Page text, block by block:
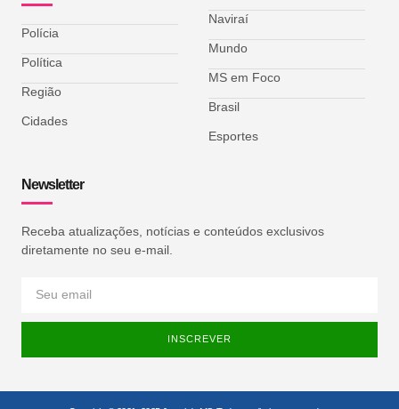
Polícia
Política
Região
Cidades
Naviraí
Mundo
MS em Foco
Brasil
Esportes
Newsletter
Receba atualizações, notícias e conteúdos exclusivos
diretamente no seu e-mail.
INSCREVER